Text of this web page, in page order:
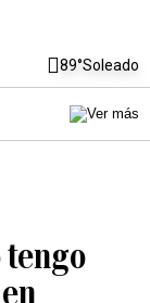
89°Soleado
tengo